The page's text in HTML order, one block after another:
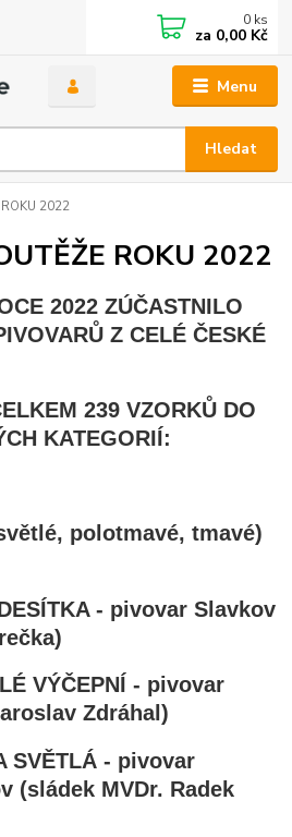
Menu
Hledat
0 ks
za 0,00 Kč
2022
ROKU 2022
2022 ZÚČASTNILO
Z CELÉ ČESKÉ
239 VZORKŮ DO
KATEGORIÍ:
polotmavé, tmavé)
- pivovar Slavkov
VÝČEPNÍ - pivovar
Zdráhal)
SVĚTLÁ - pivovar
(sládek MVDr. Radek